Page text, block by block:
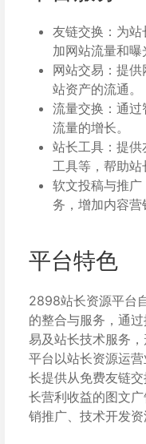
友链交换：为
加网站流量和曝
网站交易：提
站资产的流通。
流量交换：通
流量的增长。
站长工具：提
工具等，帮助站
软文投稿与推
务，增加内容营
平台特色
2898站长资源平台
的整合与服务，通
易及站长技术服务，
平台以站长资源运
长提供从免费友链
长营利收益的图文
销推广、技术开发资